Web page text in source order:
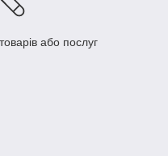
або послуг